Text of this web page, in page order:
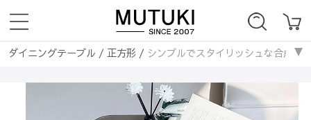
ダイニングテーブル / 正方形/ シンプルでスタイリッシュな合成